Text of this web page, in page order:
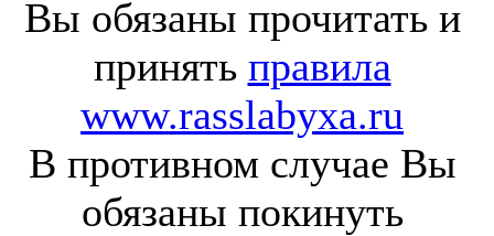
Вы обязаны прочитать и
принять правила
www.rasslabyxa.ru
В противном случае Вы
обязаны покинуть